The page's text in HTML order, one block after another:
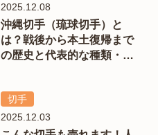
2025.12.08
沖縄切手（琉球切手）と
は？戦後から本土復帰まで
の歴史と代表的な種類・価
切手
2025.12.03